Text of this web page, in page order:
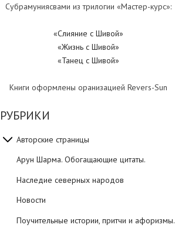
Субрамуниясвами из трилогии «Мастер-курс»:
«Слияние с Шивой»
«Жизнь с Шивой»
«Танец с Шивой»
Книги оформлены оранизацией Revers-Sun
РУБРИКИ
Авторские страницы
Арун Шарма. Обогащающие цитаты.
Наследие северных народов
Новости
Поучительные истории, притчи и афоризмы.